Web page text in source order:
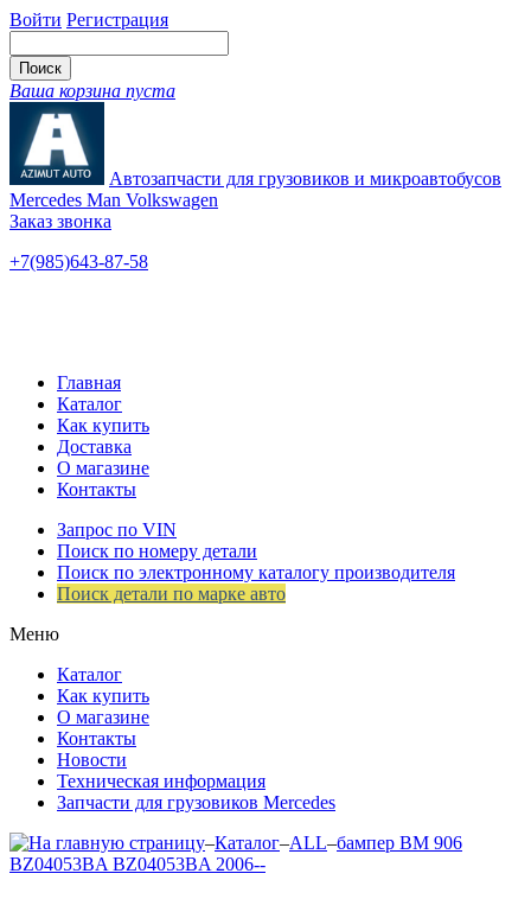
Войти Регистрация
Ваша корзина пуста
Автозапчасти для грузовиков и микроавтобусов
Mercedes Man Volkswagen
Заказ звонка
+7(985)643-87-58
Главная
Каталог
Как купить
Доставка
О магазине
Контакты
Запрос по VIN
Поиск по номеру детали
Поиск по электронному каталогу производителя
Поиск детали по марке авто
Меню
Каталог
Как купить
О магазине
Контакты
Новости
Техническая информация
Запчасти для грузовиков Mercedes
–Каталог–ALL–бампер ВМ 906
BZ04053BA BZ04053BA 2006--